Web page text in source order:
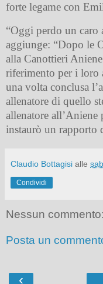
forte legame con
“Oggi perdo un caro
aggiunge: “Dopo le
alla Canottieri
riferimento per i loro
una volta conclusa
allenatore di quello
allenatore
instaurò un rapporto
Claudio Bottagisi alle
Condividi
Nessun commento:
Posta un
‹